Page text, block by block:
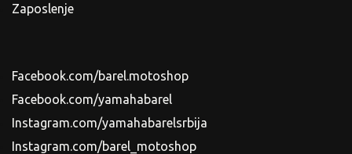
Zaposlenje
Facebook.com/barel.motoshop
Facebook.com/yamahabarel
Instagram.com/yamahabarelsrbija
Instagram.com/barel_motoshop